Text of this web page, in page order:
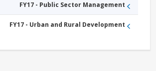
FY17 - Public Sector Management
FY17 - Urban and Rural Development